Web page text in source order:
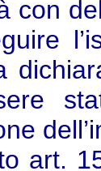
con
art.